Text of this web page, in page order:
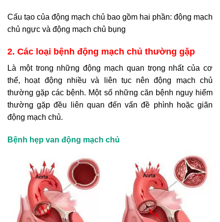
Cấu tạo của động mạch chủ bao gồm hai phần: động mạch
chủ ngực và động mạch chủ bụng
2. Các loại bệnh động mạch chủ thường gặp
Là một trong những động mạch quan trọng nhất của cơ
thể, hoạt động nhiều và liên tục nên động mạch chủ
thường gặp các bệnh. Một số những căn bệnh nguy hiểm
thường gặp đều liên quan đến vấn đề phình hoặc giãn
động mạch chủ.
Bệnh hẹp van động mạch chủ